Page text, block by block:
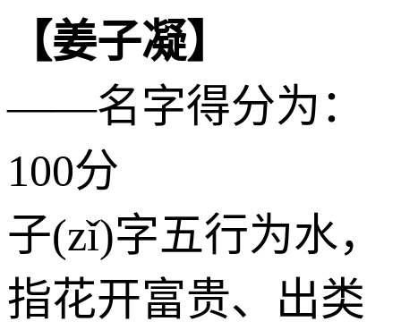
【姜子凝】
——名字得分为：
100分
子(zǐ)字五行为水，
指花开富贵、出类